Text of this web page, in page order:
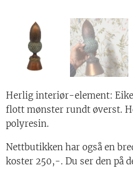
Herlig interiør-element:
flott mønster rundt øverst.
polyresin.
Nettbutikken har også en
koster 250,-. Du ser den på